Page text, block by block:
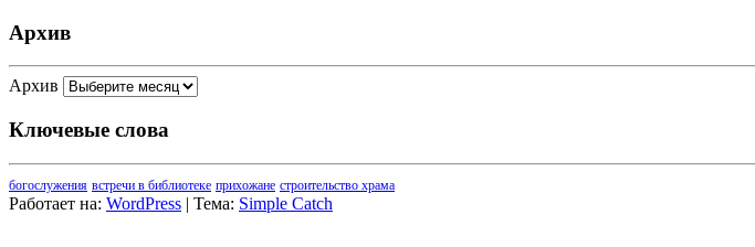
Архив
Архив
Ключевые слова
богослужения встречи в библиотеке прихожане строительство храма
Работает на: WordPress | Тема: Simple Catch